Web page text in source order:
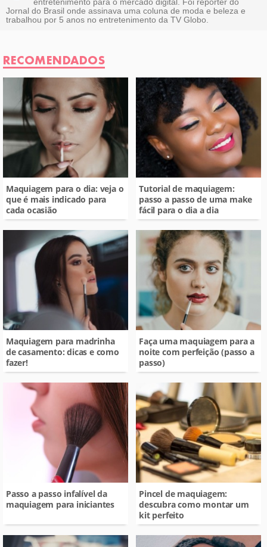
Outro
entretenimento para o mercado digital. Foi repórter do
Jornal do Brasil onde assinava uma coluna de moda e beleza e
trabalhou por 5 anos no entretenimento da TV Globo.
RECOMENDADOS
Maquiagem para o dia: veja o
que é mais indicado para
cada ocasião
Tutorial de maquiagem:
passo a passo de uma make
fácil para o dia a dia
Maquiagem para madrinha
de casamento: dicas e como
fazer!
Faça uma maquiagem para a
noite com perfeição (passo a
passo)
Passo a passo infalível da
maquiagem para iniciantes
Pincel de maquiagem:
descubra como montar um
kit perfeito